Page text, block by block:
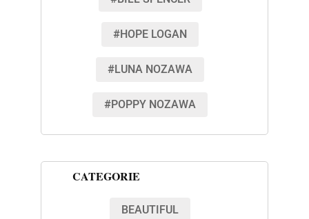
#HOPE LOGAN
#LUNA NOZAWA
#POPPY NOZAWA
CATEGORIE
BEAUTIFUL